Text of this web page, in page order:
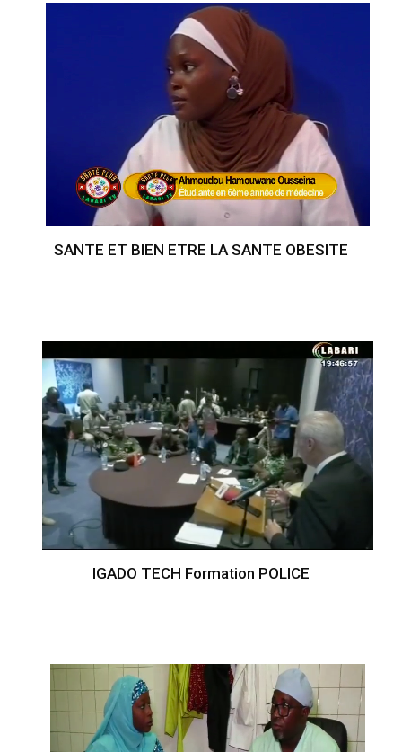
SANTE ET BIEN ETRE LA SANTE OBESITE
IGADO TECH Formation POLICE